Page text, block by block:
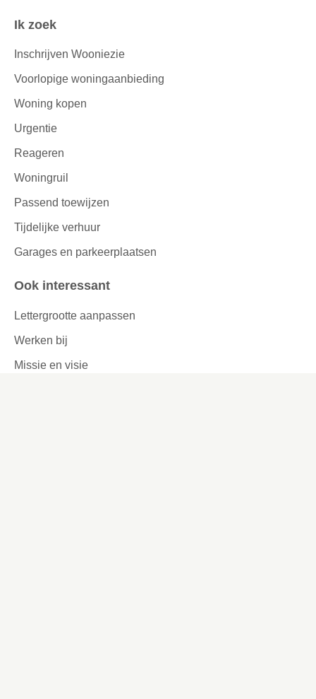
Ik zoek
Inschrijven Wooniezie
Voorlopige woningaanbieding
Woning kopen
Urgentie
Reageren
Woningruil
Passend toewijzen
Tijdelijke verhuur
Garages en parkeerplaatsen
Ook interessant
Lettergrootte aanpassen
Werken bij
Missie en visie